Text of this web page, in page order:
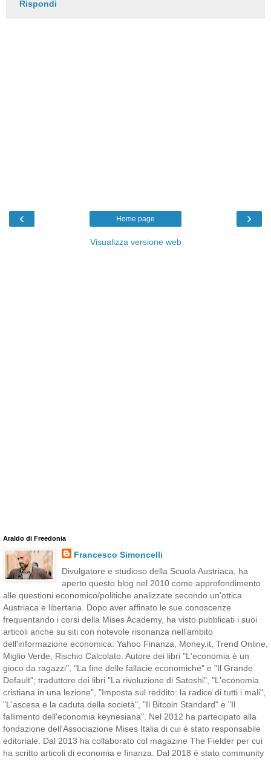
Rispondi
‹ ›
Home page
Visualizza versione web
Araldo di Freedonia
Francesco Simoncelli
Divulgatore e studioso della Scuola Austriaca, ha
aperto questo blog nel 2010 come approfondimento
alle questioni economico/politiche analizzate secondo un'ottica
Austriaca e libertaria. Dopo aver affinato le sue conoscenze
frequentando i corsi della Mises Academy, ha visto pubblicati i suoi
articoli anche su siti con notevole risonanza nell'ambito
dell'informazione economica: Yahoo Finanza, Money.it, Trend Online,
Miglio Verde, Rischio Calcolato. Autore dei libri "L'economia è un
gioco da ragazzi", "La fine delle fallacie economiche" e "Il Grande
Default"; traduttore dei libri "La rivoluzione di Satoshi", "L'economia
cristiana in una lezione", "Imposta sul reddito: la radice di tutti i mali",
"L'ascesa e la caduta della società", "Il Bitcoin Standard" e "Il
fallimento dell'economia keynesiana". Nel 2012 ha partecipato alla
fondazione dell'Associazione Mises Italia di cui è stato responsabile
editoriale. Dal 2013 ha collaborato col magazine The Fielder per cui
ha scritto articoli di economia e finanza. Dal 2018 è stato community